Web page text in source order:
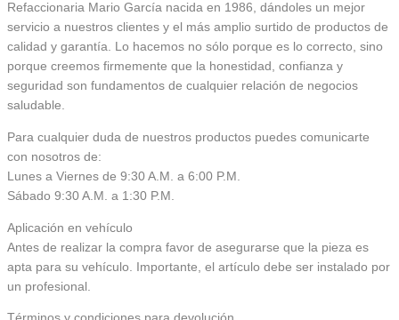
Refaccionaria Mario García nacida en 1986, dándoles un mejor
servicio a nuestros clientes y el más amplio surtido de productos de
calidad y garantía. Lo hacemos no sólo porque es lo correcto, sino
porque creemos firmemente que la honestidad, confianza y
seguridad son fundamentos de cualquier relación de negocios
saludable.
Para cualquier duda de nuestros productos puedes comunicarte
con nosotros de:
Lunes a Viernes de 9:30 A.M. a 6:00 P.M.
Sábado 9:30 A.M. a 1:30 P.M.
Aplicación en vehículo
Antes de realizar la compra favor de asegurarse que la pieza es
apta para su vehículo. Importante, el artículo debe ser instalado por
un profesional.